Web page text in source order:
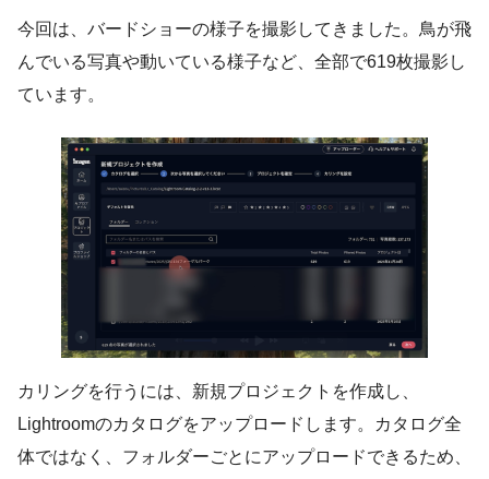
今回は、バードショーの様子を撮影してきました。鳥が飛
んでいる写真や動いている様子など、全部で619枚撮影し
ています。
カリングを行うには、新規プロジェクトを作成し、
Lightroomのカタログをアップロードします。カタログ全
体ではなく、フォルダーごとにアップロードできるため、